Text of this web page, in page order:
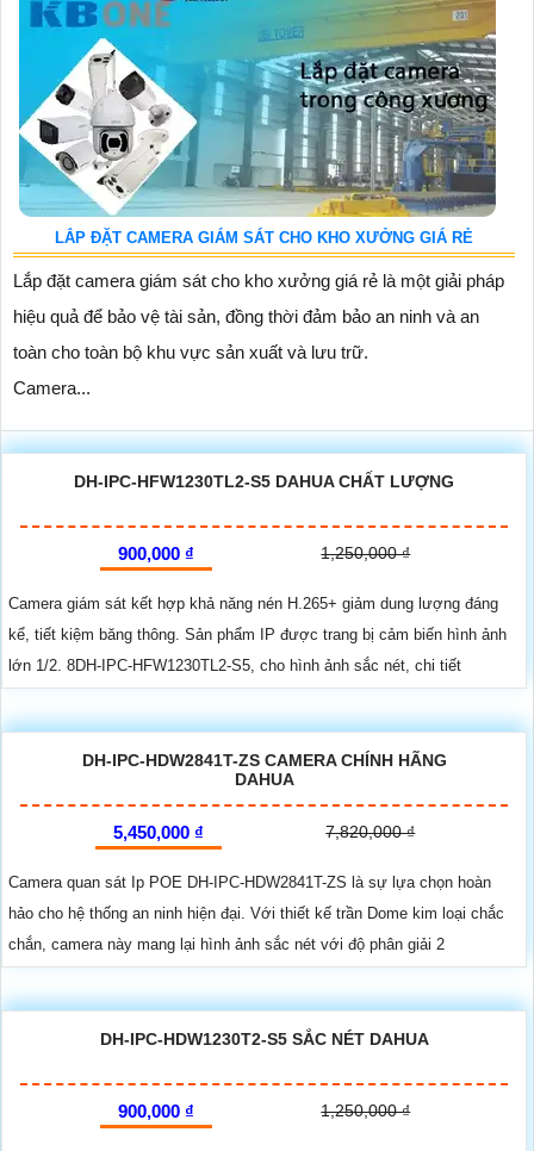
LẮP ĐẶT CAMERA GIÁM SÁT CHO KHO XƯỞNG GIÁ RẺ
Lắp đặt camera giám sát cho kho xưởng giá rẻ là một giải pháp
hiệu quả để bảo vệ tài sản, đồng thời đảm bảo an ninh và an
toàn cho toàn bộ khu vực sản xuất và lưu trữ.
Camera...
DH-IPC-HFW1230TL2-S5 DAHUA CHẤT LƯỢNG
900,000 ₫ 1,250,000 ₫
Camera giám sát kết hợp khả năng nén H.265+ giảm dung lượng đáng
kể, tiết kiệm băng thông. Sản phẩm IP được trang bị cảm biến hình ảnh
lớn 1/2. 8DH-IPC-HFW1230TL2-S5, cho hình ảnh sắc nét, chi tiết
DH-IPC-HDW2841T-ZS CAMERA CHÍNH HÃNG
DAHUA
5,450,000 ₫ 7,820,000 ₫
Camera quan sát Ip POE DH-IPC-HDW2841T-ZS là sự lựa chọn hoàn
hảo cho hệ thống an ninh hiện đại. Với thiết kế trần Dome kim loại chắc
chắn, camera này mang lại hình ảnh sắc nét với độ phân giải 2
DH-IPC-HDW1230T2-S5 SẮC NÉT DAHUA
900,000 ₫ 1,250,000 ₫